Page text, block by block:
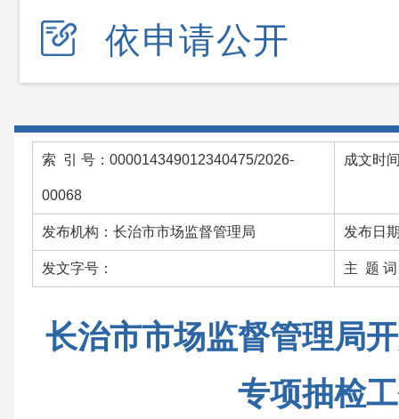
依申请公开
索 引 号：000014349012340475/2026-
00068
成文时
发布机构：长治市市场监督管理局 发布日
发文字号： 主 题 词
长治市市场监督管理局
专项抽检